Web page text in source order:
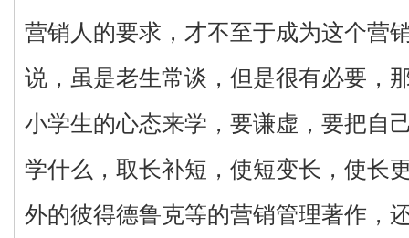
营销人的要求，才不至于成为这个营
说，虽是老生常谈，但是很有必要，
小学生的心态来学，要谦虚，要把自
学什么，取长补短，使短变长，使长
外的彼得德鲁克等的营销管理著作，